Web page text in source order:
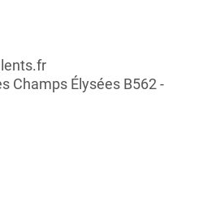
Champs Élysées B562 -